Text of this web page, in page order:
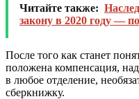
Читайте также:
закону в 2020 году —
После того как станет
положена компенсация,
в любое отделение,
сберкнижку.